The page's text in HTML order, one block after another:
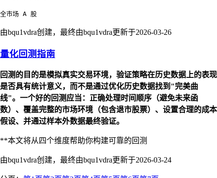
由bqu1vdra创建，最终由bqu1vdra更新于2026-03-26
量化回测指南
回测的目的是模拟真实交易环境，验证策略在历史数据上的表现
是否具有统计意义，而不是通过优化历史数据找到"完美曲
线"。一个好的回测应当：正确处理时间顺序（避免未来函
数）、覆盖完整的市场环境（包含退市股票）、设置合理的成本
假设、并通过样本外数据最终验证。
**本文将从四个维度帮助你构建可靠的回测
由bqu1vdra创建，最终由bqu1vdra更新于2026-03-24